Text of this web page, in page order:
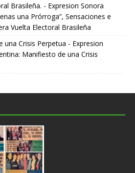
Brasileña. - Expresion Sonora
una Prórroga”, Sensaciones e
Vuelta Electoral Brasileña
una Crisis Perpetua - Expresion
Manifiesto de una Crisis